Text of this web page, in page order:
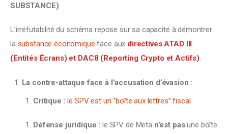
SUBSTANCE)
L’irréfutabilité du schéma repose sur sa capacité à démontrer
la substance économique face aux directives ATAD III
(Entités Écrans) et DAC8 (Reporting Crypto et Actifs).
La contre-attaque face à l’accusation d’évasion :
Critique : le SPV est un “boîte aux lettres” fiscal.
Défense juridique : le SPV de Meta n’est pasune boîte